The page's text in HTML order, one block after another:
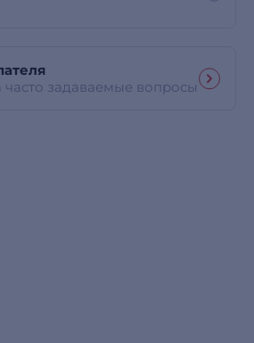
часто задаваемые вопросы